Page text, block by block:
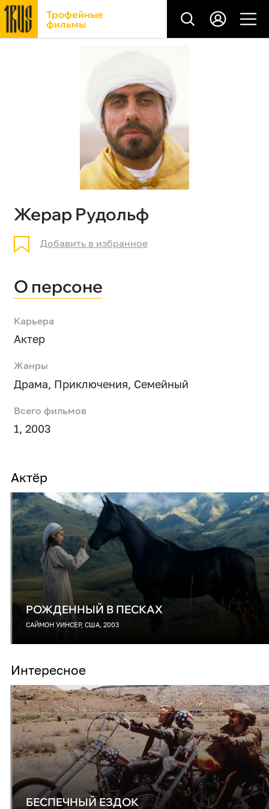
Трофейные
фильмы
Жерар Рудольф
Добавить в избранное
О персоне
Карьера
Актер
Жанры
Драма, Приключения, Семейный
Всего фильмов
1, 2003
Актёр
РОЖДЕННЫЙ В ПЕСКАХ
САЙМОН УИНСЕР, США, 2003
Интересное
БЕСПЕЧНЫЙ ЕЗДОК